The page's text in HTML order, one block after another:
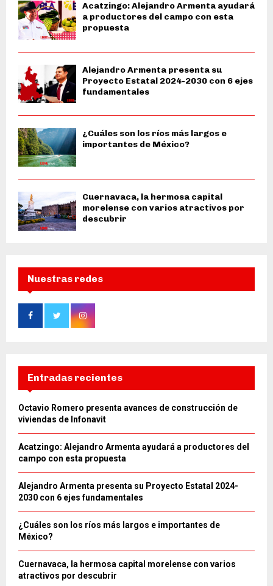
Acatzingo: Alejandro Armenta ayudará
a productores del campo con esta
propuesta
Alejandro Armenta presenta su
Proyecto Estatal 2024-2030 con 6 ejes
fundamentales
¿Cuáles son los ríos más largos e
importantes de México?
Cuernavaca, la hermosa capital
morelense con varios atractivos por
descubrir
Nuestras redes
Entradas recientes
Octavio Romero presenta avances de construcción de
viviendas de Infonavit
Acatzingo: Alejandro Armenta ayudará a productores del
campo con esta propuesta
Alejandro Armenta presenta su Proyecto Estatal 2024-
2030 con 6 ejes fundamentales
¿Cuáles son los ríos más largos e importantes de
México?
Cuernavaca, la hermosa capital morelense con varios
atractivos por descubrir